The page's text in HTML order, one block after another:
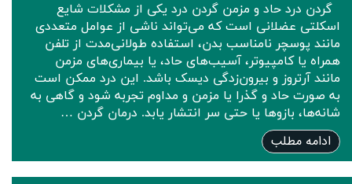
گردن درد حاد و مزمن گردن درد یکی از مشکلات شایع
اسکلتی عضلانی است که می‌تواند ناشی از عوامل متعددی
مانند پوسچر نامناسب بدن، استفاده طولانی‌مدت از تلفن
همراه یا کامپیوتر، آسیب‌های حاد، یا بیماری‌های مزمن
مانند آرتروز و بیرون‌زدگی دیسک باشد. این درد ممکن است
به صورت حاد و گذرا یا مزمن و مداوم تجربه شود و گاهی به
شانه‌ها، بازوها یا حتی سر انتشار یابد. درمان گردن …
ادامه مطلب